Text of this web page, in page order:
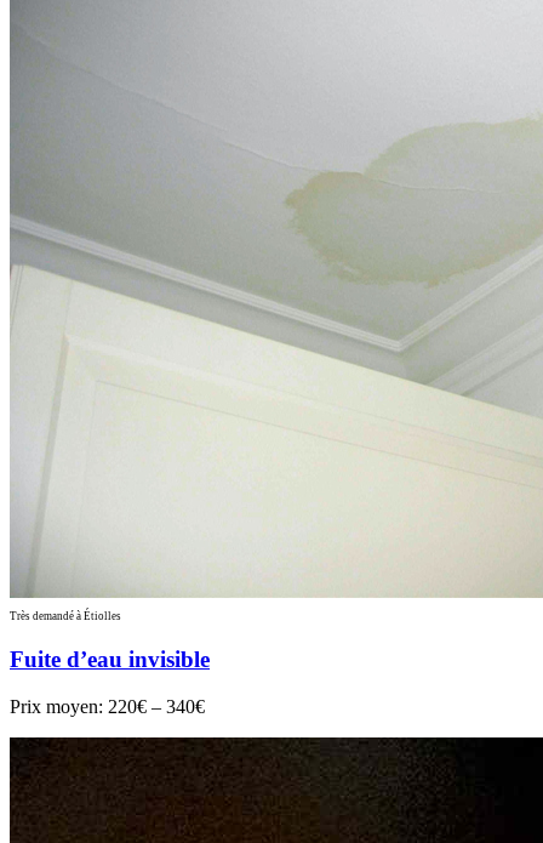
Très demandé à Étiolles
Fuite d’eau invisible
Prix moyen: 220€ – 340€